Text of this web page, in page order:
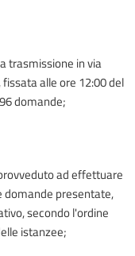
trasmissione in via
alle ore 12:00 del
domande;
ad effettuare
presentate,
secondo l'ordine
istanzee;